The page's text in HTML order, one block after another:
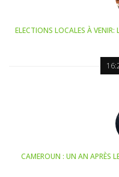
ELECTIONS LOCALES À VENIR:
CAMEROUN : UN AN APRÈS